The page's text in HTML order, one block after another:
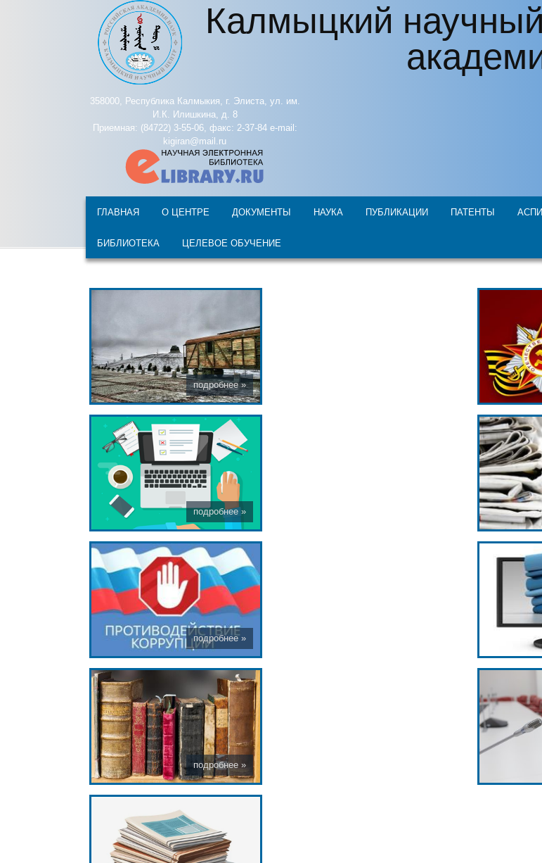
Перейти к основному содержанию Калмыцкий
358000, Республика Калмыкия, г. Элиста, ул. им.
И.К. Илишкина, д. 8
Приемная: (84722) 3-55-06, факс: 2-37-84 e-mail:
kigiran@mail.ru
ГЛАВНАЯ О ЦЕНТРЕ ДОКУМЕНТЫ НАУКА ПУБЛИКАЦИИ ПАТЕНТЫ
БИБЛИОТЕКА ЦЕЛЕВОЕ ОБУЧЕНИЕ